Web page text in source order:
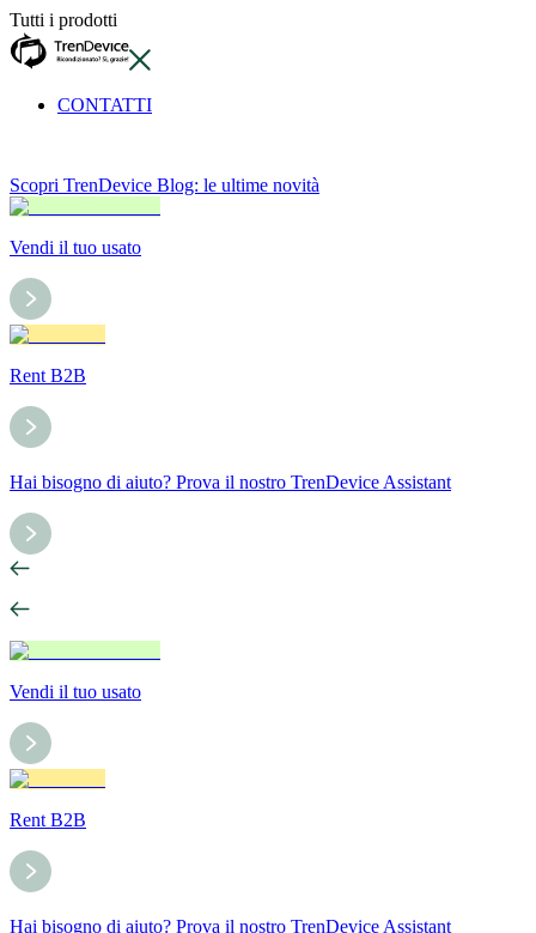
Tutti i prodotti
CONTATTI
Scopri TrenDevice Blog: le ultime novità
Vendi il tuo usato
Rent B2B
Hai bisogno di aiuto? Prova il nostro TrenDevice Assistant
Vendi il tuo usato
Rent B2B
Hai bisogno di aiuto? Prova il nostro TrenDevice Assistant